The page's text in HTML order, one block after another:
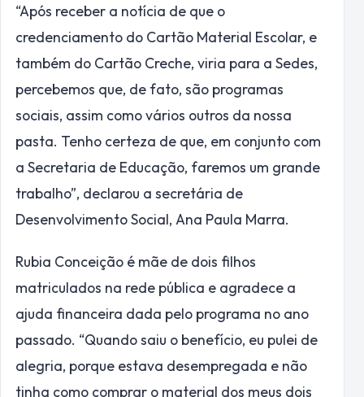
“Após receber a notícia de que o
credenciamento do Cartão Material Escolar, e
também do Cartão Creche, viria para a Sedes,
percebemos que, de fato, são programas
sociais, assim como vários outros da nossa
pasta. Tenho certeza de que, em conjunto com
a Secretaria de Educação, faremos um grande
trabalho”, declarou a secretária de
Desenvolvimento Social, Ana Paula Marra.
Rubia Conceição é mãe de dois filhos
matriculados na rede pública e agradece a
ajuda financeira dada pelo programa no ano
passado. “Quando saiu o benefício, eu pulei de
alegria, porque estava desempregada e não
tinha como comprar o material dos meus dois